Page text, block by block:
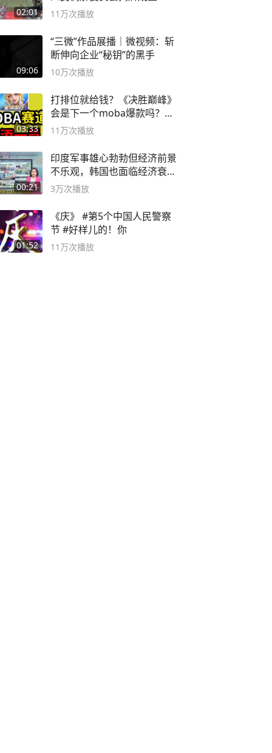
02:01 11万次播放
09:06
“三微”作品展播｜微视频：斩
断伸向企业“秘钥”的黑手
10万次播放
03:33
打排位就给钱？《决胜巅峰》
会是下一个moba爆款吗？#
决胜巅峰
11万次播放
00:21
印度军事雄心勃勃但经济前景
不乐观，韩国也面临经济衰退
风险
3万次播放
01:52
《庆》 #第5个中国人民警察
节 #好样儿的！你
11万次播放